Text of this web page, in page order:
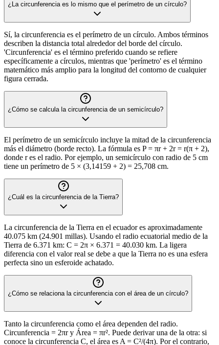
¿La circunferencia es lo mismo que el perímetro de un círculo?
Sí, la circunferencia es el perímetro de un círculo. Ambos términos
describen la distancia total alrededor del borde del círculo.
'Circunferencia' es el término preferido cuando se refiere
específicamente a círculos, mientras que 'perímetro' es el término
matemático más amplio para la longitud del contorno de cualquier
figura cerrada.
¿Cómo se calcula la circunferencia de un semicírculo?
El perímetro de un semicírculo incluye la mitad de la circunferencia
más el diámetro (borde recto). La fórmula es P = πr + 2r = r(π + 2),
donde r es el radio. Por ejemplo, un semicírculo con radio de 5 cm
tiene un perímetro de 5 × (3,14159 + 2) = 25,708 cm.
¿Cuál es la circunferencia de la Tierra?
La circunferencia de la Tierra en el ecuador es aproximadamente
40.075 km (24.901 millas). Usando el radio ecuatorial medio de la
Tierra de 6.371 km: C = 2π × 6.371 = 40.030 km. La ligera
diferencia con el valor real se debe a que la Tierra no es una esfera
perfecta sino un esferoide achatado.
¿Cómo se relaciona la circunferencia con el área de un círculo?
Tanto la circunferencia como el área dependen del radio.
Circunferencia = 2πr y Área = πr². Puede derivar una de la otra: si
conoce la circunferencia C, el área es A = C²/(4π). Por el contrario,